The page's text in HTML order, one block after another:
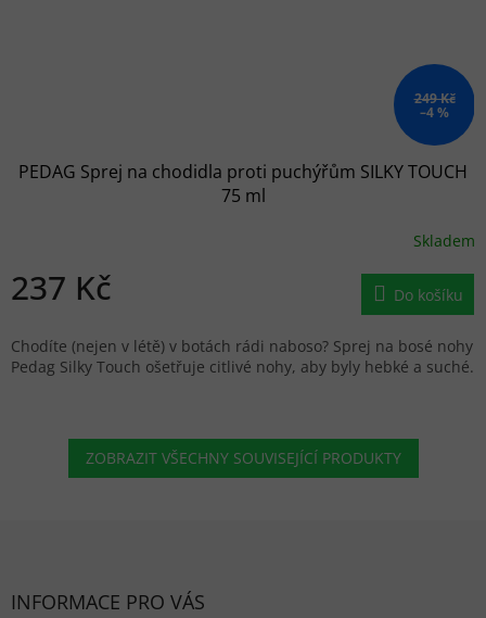
249 Kč
–4 %
PEDAG Sprej na chodidla proti puchýřům SILKY TOUCH
75 ml
Skladem
237 Kč Do košíku
Chodíte (nejen v létě) v botách rádi naboso? Sprej na bosé nohy
Pedag Silky Touch ošetřuje citlivé nohy, aby byly hebké a suché.
ZOBRAZIT VŠECHNY SOUVISEJÍCÍ PRODUKTY
INFORMACE PRO VÁS